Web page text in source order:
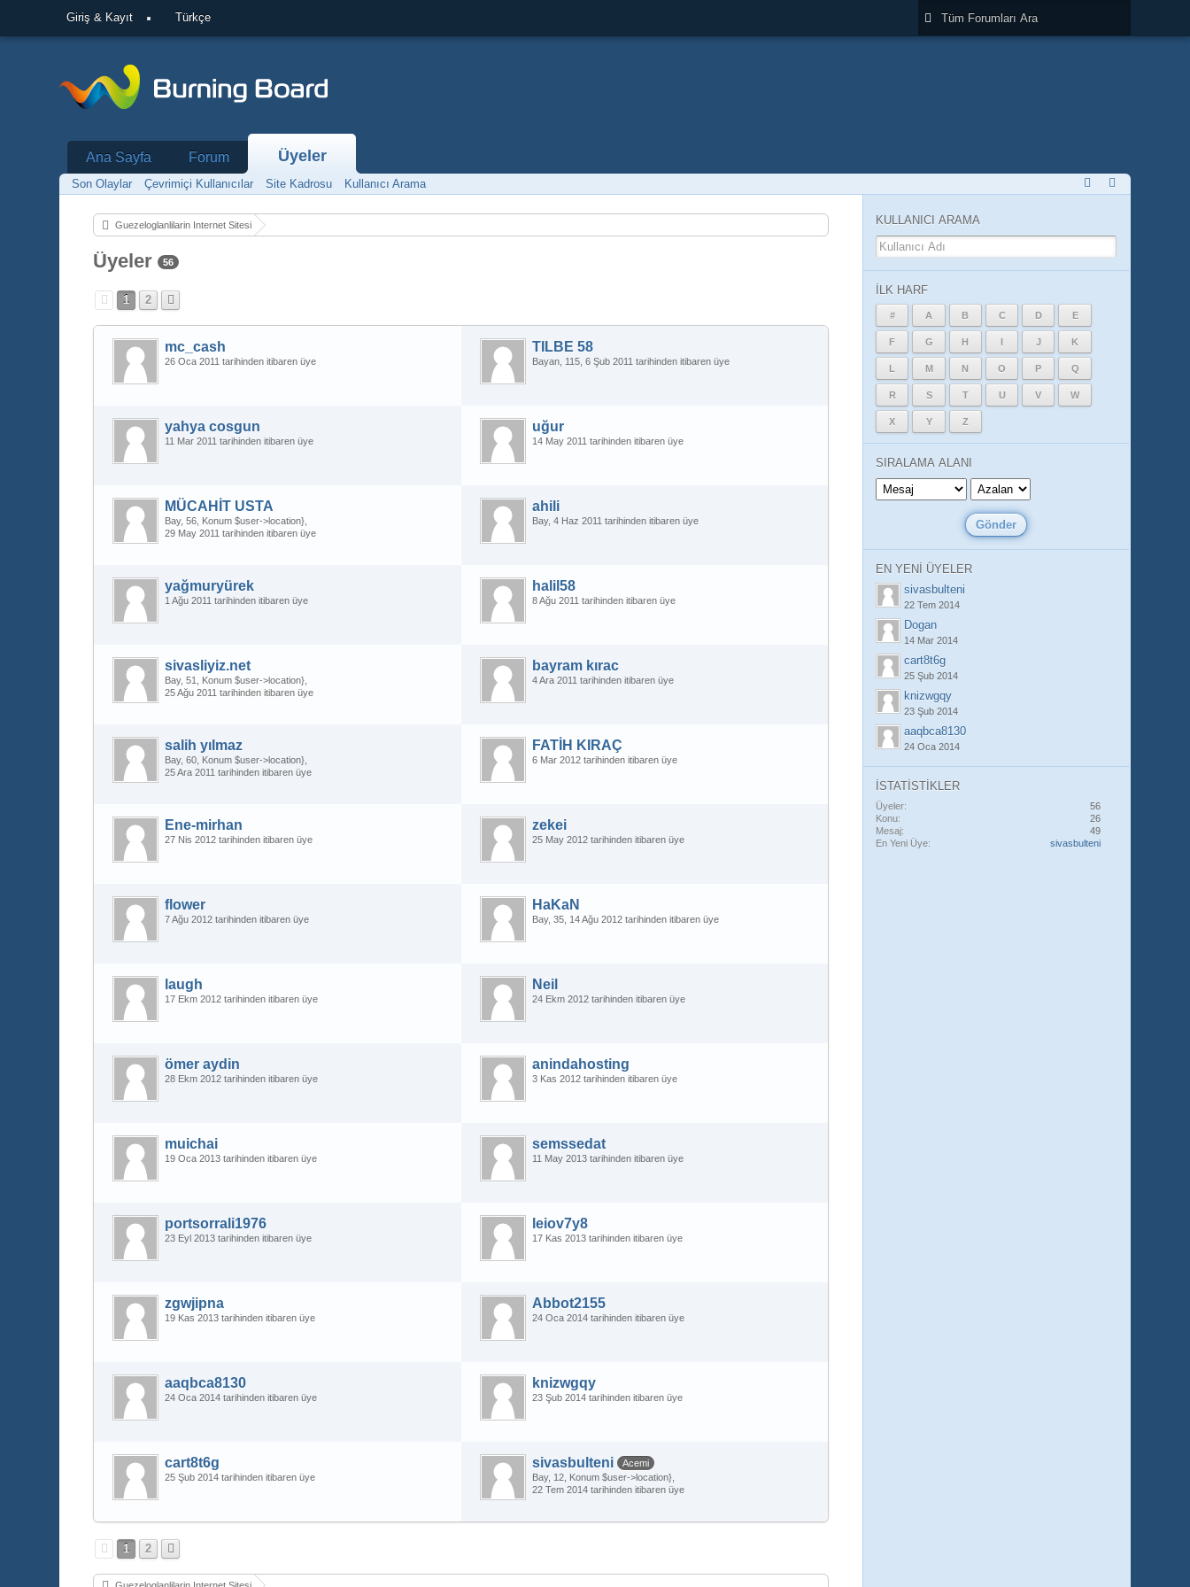
Giriş & Kayıt Türkçe
Ana Sayfa Forum Üyeler
Son Olaylar Çevrimiçi Kullanıcılar Site Kadrosu Kullanıcı Arama
Guezeloglanlilarin Internet Sitesi
Üyeler 56
1 2
mc_cash
26 Oca 2011 tarihinden itibaren üye
TILBE 58
Bayan 115 6 Şub 2011 tarihinden itibaren üye
yahya cosgun
11 Mar 2011 tarihinden itibaren üye
uğur
14 May 2011 tarihinden itibaren üye
MÜCAHİT USTA
Bay 56 Konum $user->location}
29 May 2011 tarihinden itibaren üye
ahili
Bay 4 Haz 2011 tarihinden itibaren üye
yağmuryürek
1 Ağu 2011 tarihinden itibaren üye
halil58
8 Ağu 2011 tarihinden itibaren üye
sivasliyiz.net
Bay 51
Konum $user->location}
25 Ağu 2011 tarihinden itibaren üye
bayram kırac
4 Ara 2011 tarihinden itibaren üye
salih yılmaz
Bay 60 Konum $user->location}
25 Ara 2011 tarihinden itibaren üye
FATİH KIRAÇ
6 Mar 2012 tarihinden itibaren üye
Ene-mirhan
27 Nis 2012 tarihinden itibaren üye
zekei
25 May 2012 tarihinden itibaren üye
flower
7 Ağu 2012 tarihinden itibaren üye
HaKaN
Bay 35 14 Ağu 2012 tarihinden itibaren üye
laugh
17 Ekm 2012 tarihinden itibaren üye
Neil
24 Ekm 2012 tarihinden itibaren üye
ömer aydin
28 Ekm 2012 tarihinden itibaren üye
anindahosting
3 Kas 2012 tarihinden itibaren üye
muichai
19 Oca 2013 tarihinden itibaren üye
semssedat
11 May 2013 tarihinden itibaren üye
portsorrali1976
23 Eyl 2013 tarihinden itibaren üye
leiov7y8
17 Kas 2013 tarihinden itibaren üye
zgwjipna
19 Kas 2013 tarihinden itibaren üye
Abbot2155
24 Oca 2014 tarihinden itibaren üye
aaqbca8130
24 Oca 2014 tarihinden itibaren üye
knizwgqy
23 Şub 2014 tarihinden itibaren üye
cart8t6g
25 Şub 2014 tarihinden itibaren üye
sivasbulteni
Acemi
Bay
12
Konum $user->location}
22 Tem 2014 tarihinden itibaren üye
1 2
KULLANICI ARAMA
İLK HARF
# A B C D E
F G H I J K
L M N O P Q
R S T U V W
X Y Z
SIRALAMA ALANI
EN YENI ÜYELER
sivasbulteni
22 Tem 2014
Dogan
14 Mar 2014
cart8t6g
25 Şub 2014
knizwgqy
23 Şub 2014
aaqbca8130
24 Oca 2014
İSTATİSTİKLER
Üyeler
56
Konu
26
Mesaj
49
En Yeni Üye
sivasbulteni